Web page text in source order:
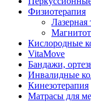
Физиотерапия
Лазерная
Кислородные
VitaMove
Бандажи,
Инвалидные
Кинезотерапия
Матрасы для